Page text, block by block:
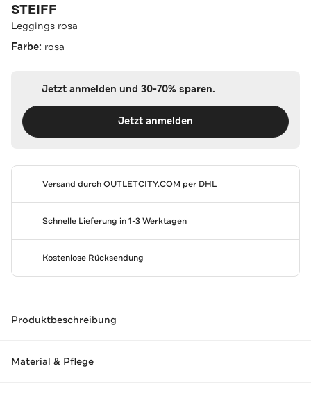
STEIFF
Leggings rosa
Farbe: rosa
Jetzt anmelden und 30-70% sparen.
Jetzt anmelden
Versand durchOUTLETCITY.COM per DHL
Schnelle Lieferung in 1-3 Werktagen
Kostenlose Rücksendung
Produktbeschreibung
Material & Pflege